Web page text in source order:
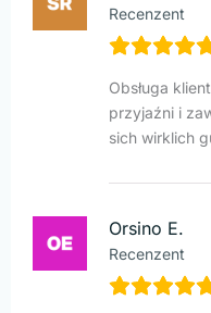
Recenzent
Obsługa
przyjaźni i
sich wirklich
Orsino E.
Recenzent